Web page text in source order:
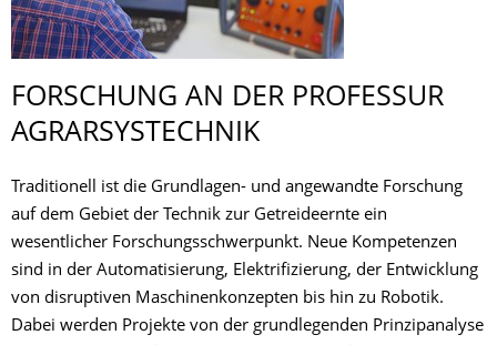
FORSCHUNG AN DER PROFESSUR
AGRARSYSTECHNIK
Traditionell ist die Grundlagen- und angewandte Forschung
auf dem Gebiet der Technik zur Getreideernte ein
wesentlicher Forschungsschwerpunkt. Neue Kompetenzen
sind in der Automatisierung, Elektrifizierung, der Entwicklung
von disruptiven Maschinenkonzepten bis hin zu Robotik.
Dabei werden Projekte von der grundlegenden Prinzipanalyse